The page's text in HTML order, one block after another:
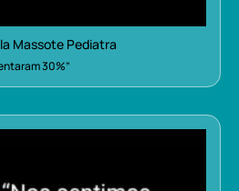
Massote Pediatra
30%”